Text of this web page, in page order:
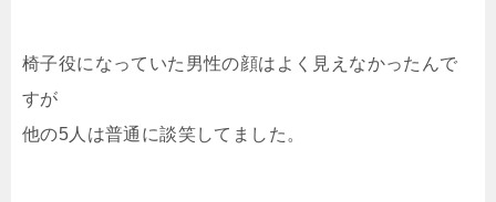
椅子役になっていた男性の顔はよく見えなかったんで
すが
他の5人は普通に談笑してました。